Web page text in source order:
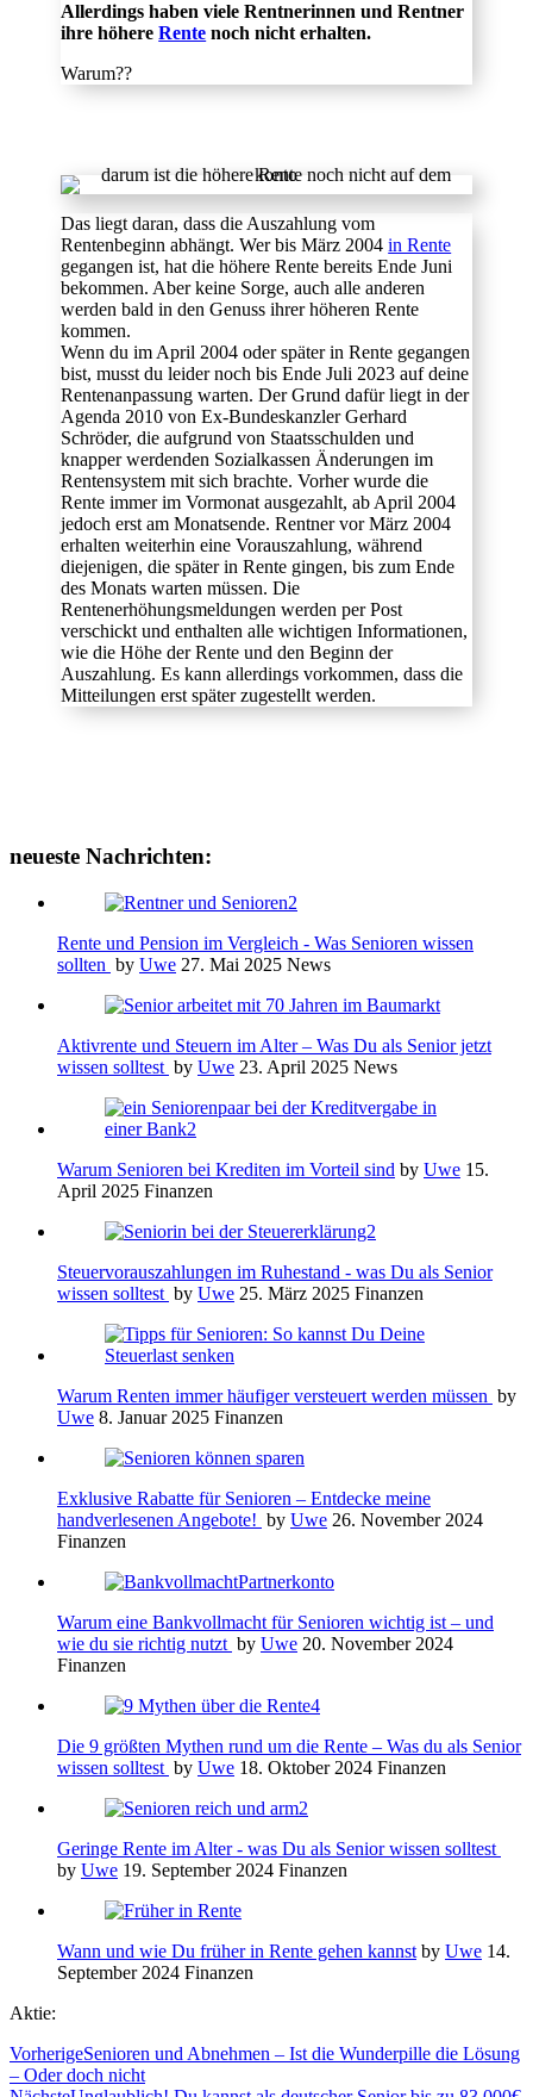
Allerdings haben viele Rentnerinnen und Rentner
ihre höhereRente noch nicht erhalten.
Warum??
Das liegt daran, dass die Auszahlung vom
Rentenbeginn abhängt. Wer bis März 2004in Rente
gegangen ist, hat die höhere Rente bereits Ende Juni
bekommen. Aber keine Sorge, auch alle anderen
werden bald in den Genuss ihrer höheren Rente
kommen.
Wenn du im April 2004 oder später in Rente gegangen
bist, musst du leider noch bis Ende Juli 2023 auf deine
Rentenanpassung warten. Der Grund dafür liegt in der
Agenda 2010 von Ex-Bundeskanzler Gerhard
Schröder, die aufgrund von Staatsschulden und
knapper werdenden Sozialkassen Änderungen im
Rentensystem mit sich brachte. Vorher wurde die
Rente immer im Vormonat ausgezahlt, ab April 2004
jedoch erst am Monatsende. Rentner vor März 2004
erhalten weiterhin eine Vorauszahlung, während
diejenigen, die später in Rente gingen, bis zum Ende
des Monats warten müssen. Die
Rentenerhöhungsmeldungen werden per Post
verschickt und enthalten alle wichtigen Informationen,
wie die Höhe der Rente und den Beginn der
Auszahlung. Es kann allerdings vorkommen, dass die
Mitteilungen erst später zugestellt werden.
neueste Nachrichten:
Rente und Pension im Vergleich - Was Senioren wissen
sollten by Uwe 27. Mai 2025 News
Aktivrente und Steuern im Alter – Was Du als Senior jetzt
wissen solltest by Uwe 23. April 2025 News
Warum Senioren bei Krediten im Vorteil sind by Uwe 15.
April 2025 Finanzen
Steuervorauszahlungen im Ruhestand - was Du als Senior
wissen solltest by Uwe 25. März 2025 Finanzen
Warum Renten immer häufiger versteuert werden müssen by
Uwe 8. Januar 2025 Finanzen
Exklusive Rabatte für Senioren – Entdecke meine
handverlesenen Angebote! by Uwe 26. November 2024
Finanzen
Warum eine Bankvollmacht für Senioren wichtig ist – und
wie du sie richtig nutzt by Uwe 20. November 2024
Finanzen
Die 9 größten Mythen rund um die Rente – Was du als Senior
wissen solltest by Uwe 18. Oktober 2024 Finanzen
Geringe Rente im Alter - was Du als Senior wissen solltest
by Uwe 19. September 2024 Finanzen
Wann und wie Du früher in Rente gehen kannst by Uwe 14.
September 2024 Finanzen
Aktie:
VorherigeSenioren und Abnehmen – Ist die Wunderpille die Lösung
– Oder doch nicht